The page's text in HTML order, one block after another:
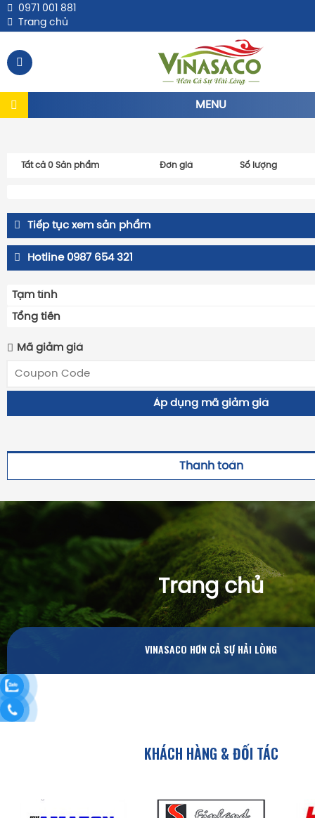
0971 001 881
Trang chủ
MENU
Tất cả 0 Sản phẩm Đơn giá Số lượng
Tiếp tục xem sản phẩm
Hotline 0987 654 321
Tạm tính
Tổng tiền
Mã giảm giá
Áp dụng mã giảm giá
Thanh toán
Trang chủ
VINASACO HƠN CẢ SỰ HẢI LÒNG
KHÁCH HÀNG & ĐỐI TÁC